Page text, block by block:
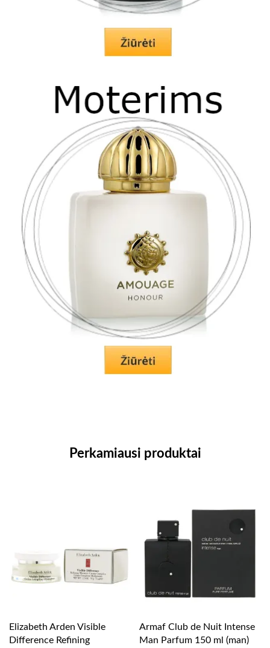
Perkamiausi produktai
Elizabeth Arden Visible
Difference Refining
Armaf Club de Nuit Intense
Man Parfum 150 ml (man)